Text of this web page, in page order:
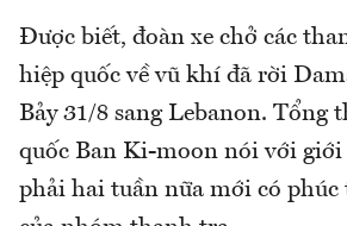
Được biết, đoàn xe chở các
hiệp quốc về vũ khí đã rời
Bảy 31/8 sang Lebanon. Tổng
quốc Ban Ki-moon nói với giới
phải hai tuần nữa mới có